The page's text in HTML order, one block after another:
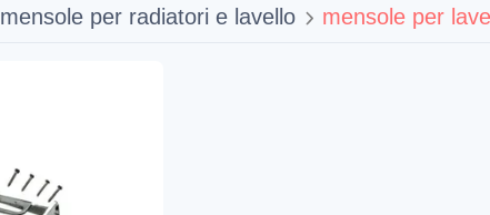
mensole per radiatori e lavello mensole per